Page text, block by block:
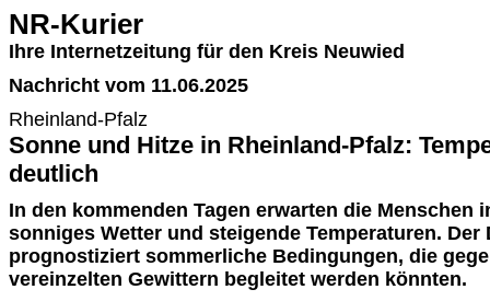
NR-Kurier
Ihre Internetzeitung für den Kreis Neuwied
Nachricht vom 11.06.2025
Rheinland-Pfalz
Sonne und Hitze in Rheinland-Pfalz:
deutlich
In den kommenden Tagen erwarten die Menschen
sonniges Wetter und steigende Temperaturen. Der
prognostiziert sommerliche Bedingungen, die
vereinzelten Gewittern begleitet werden könnten.